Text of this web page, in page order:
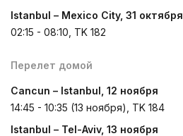
Istanbul – Mexico City, 31 октября
02:15 - 08:10, TK 182
Перелет домой
Cancun – Istanbul, 12 ноября
14:45 - 10:35 (13 ноября), TK 184
Istanbul – Tel-Aviv, 13 ноября